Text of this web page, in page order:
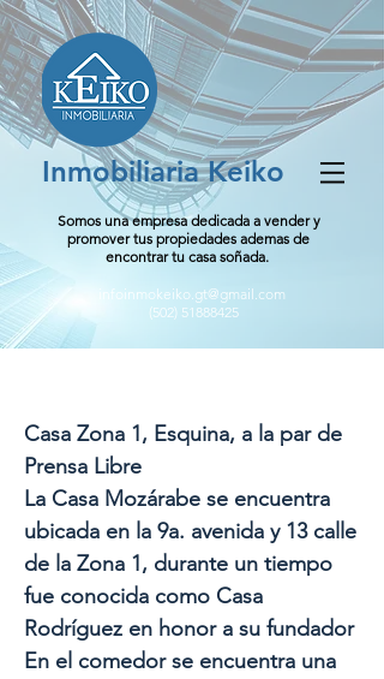
Inmobiliaria Keiko
Somos una empresa dedicada a vender y
promover tus propiedades ademas de
encontrar tu casa soñada.
infoinmokeiko.gt@gmail.com
(502) 51888425
Casa Zona 1, Esquina, a la par de
Prensa Libre
La Casa Mozárabe se encuentra
ubicada en la 9a. avenida y 13 calle
de la Zona 1, durante un tiempo
fue conocida como Casa
Rodríguez en honor a su fundador
En el comedor se encuentra una